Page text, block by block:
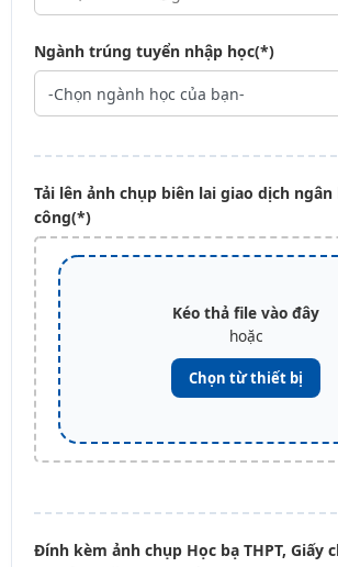
Ngành trúng tuyển nhập học(*)
Tải lên ảnh chụp biên lai giao dịch
công(*)
Kéo thả file vào đây
hoặc
Chọn từ thiết bị
Đính kèm ảnh chụp Học bạ THPT, Giấy